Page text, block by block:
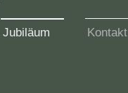
Jubiläum Kontakt